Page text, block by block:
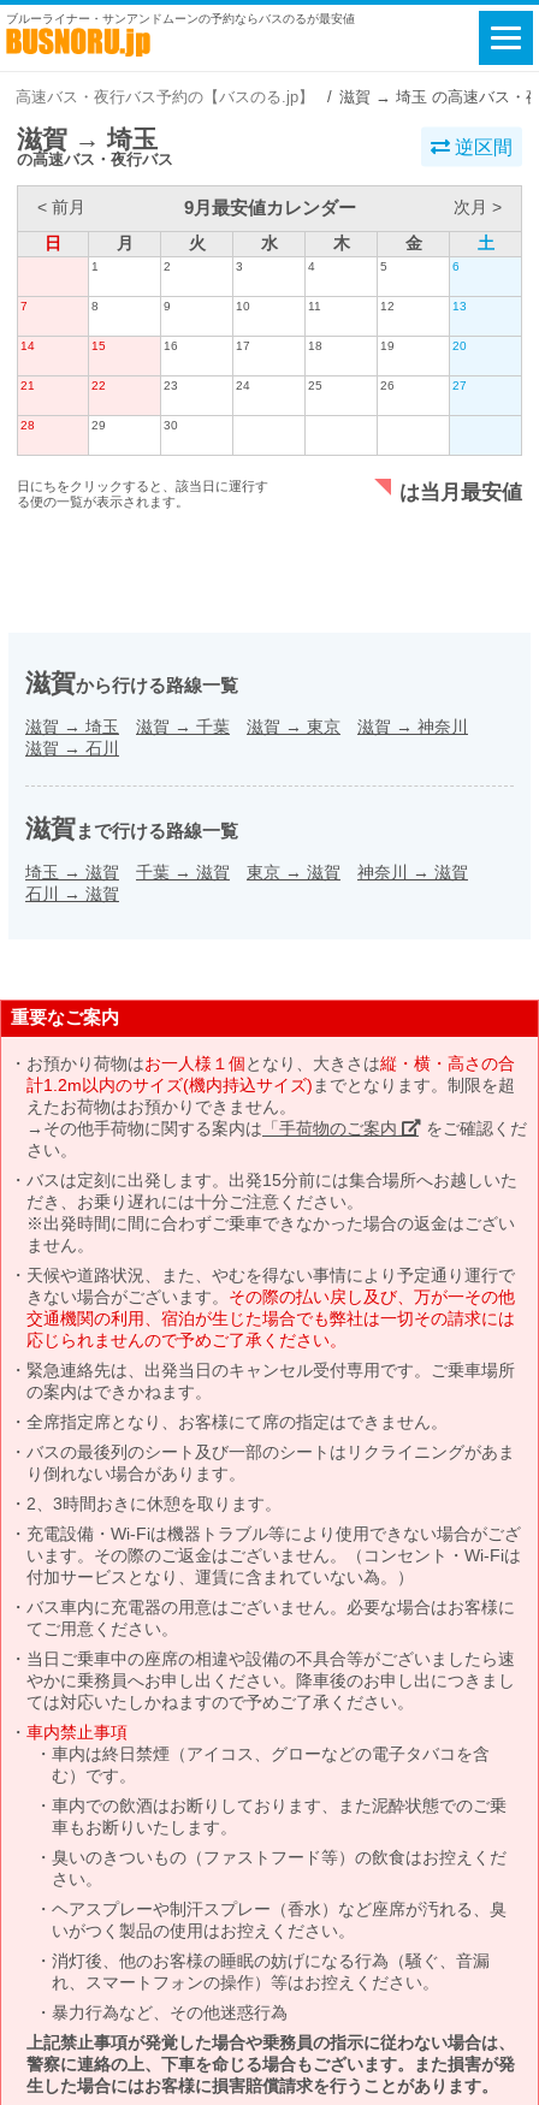
ブルーライナー・サンアンドムーンの予約ならバスのるが最安値
高速バス・夜行バス予約の【バスのる.jp】 滋賀 → 埼玉 の高速バス・
滋賀 → 埼玉
の高速バス・夜行バス
逆区間
< 前月 9月最安値カレンダー
次月 >
日
月 火 水 木 金 土
1 2 3 4 5 6
7 8 9 10 11 12 13
14 15 16 17 18 19 20
21 22 23 24 25 26 27
28 29 30
日にちをクリックすると、該当日に運行す
る便の一覧が表示されます。
は当月最安値
滋賀から行ける路線一覧
滋賀 → 埼玉 滋賀 → 千葉 滋賀 → 東京 滋賀 → 神奈川
滋賀 → 石川
滋賀まで行ける路線一覧
埼玉 → 滋賀 千葉 → 滋賀 東京 → 滋賀 神奈川 → 滋賀
石川 → 滋賀
重要なご案内
お預かり荷物はお一人様１個となり、大きさは縦・横・高さの合
計1.2m以内のサイズ(機内持込サイズ) までとなります。制限を超
えたお荷物はお預かりできません。
→その他手荷物に関する案内は 「手荷物のご案内」 をご確認くだ
さい。
バスは定刻に出発します。出発15分前には集合場所へお越しいた
だき、お乗り遅れには十分ご注意ください。
※出発時間に間に合わずご乗車できなかった場合の返金はござい
ません。
天候や道路状況、また、やむを得ない事情により予定通り運行で
きない場合がございます。 その際の払い戻し及び、万が一その他
交通機関の利用、宿泊が生じた場合でも弊社は一切その請求には
応じられませんので予めご了承ください。
緊急連絡先は、出発当日のキャンセル受付専用です。ご乗車場所
の案内はできかねます。
全席指定席となり、お客様にて席の指定はできません。
バスの最後列のシート及び一部のシートはリクライニングがあま
り倒れない場合があります。
2、3時間おきに休憩を取ります。
充電設備・Wi-Fiは機器トラブル等により使用できない場合がござ
います。その際のご返金はございません。（コンセント・Wi-Fiは
付加サービスとなり、運賃に含まれていない為。）
バス車内に充電器の用意はございません。必要な場合はお客様に
てご用意ください。
当日ご乗車中の座席の相違や設備の不具合等がございましたら速
やかに乗務員へお申し出ください。降車後のお申し出につきまし
ては対応いたしかねますので予めご了承ください。
車内禁止事項
車内は終日禁煙（アイコス、グローなどの電子タバコを含
む）です。
車内での飲酒はお断りしております、また泥酔状態でのご乗
車もお断りいたします。
臭いのきついもの（ファストフード等）の飲食はお控えくだ
さい。
ヘアスプレーや制汗スプレー（香水）など座席が汚れる、臭
いがつく製品の使用はお控えください。
消灯後、他のお客様の睡眠の妨げになる行為（騒ぐ、音漏
れ、スマートフォンの操作）等はお控えください。
暴力行為など、その他迷惑行為
上記禁止事項が発覚した場合や乗務員の指示に従わない場合は、
警察に連絡の上、下車を命じる場合もございます。また損害が発
生した場合にはお客様に損害賠償請求を行うことがあります。